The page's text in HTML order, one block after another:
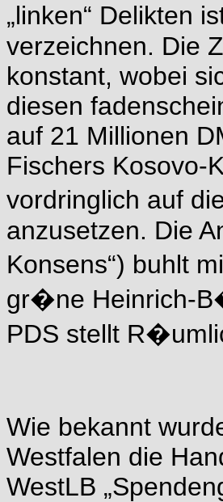
„linken“ Delikten
verzeichnen. Die
konstant, wobei
diesen
auf 21 Millionen
Fischers Kosovo-
vordringlich auf
anzusetzen. Die
Konsens“) buhlt
gr�ne Heinrich-
PDS stellt
Wie bekannt
Westfalen die
WestLB